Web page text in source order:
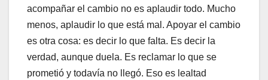
acompañar el cambio no es aplaudir todo. Mucho
menos, aplaudir lo que está mal. Apoyar el cambio
es otra cosa: es decir lo que falta. Es decir la
verdad, aunque duela. Es reclamar lo que se
prometió y todavía no llegó. Eso es lealtad